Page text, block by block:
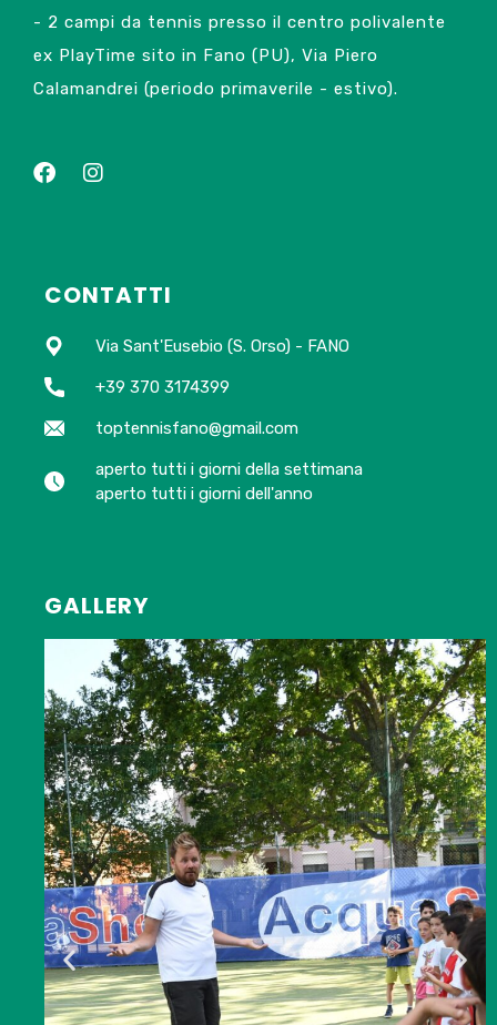
- 2 campi da tennis presso il centro polivalente
ex PlayTime sito in Fano (PU), Via Piero
Calamandrei (periodo primaverile - estivo).
CONTATTI
Via Sant'Eusebio (S. Orso) - FANO
+39 370 3174399
toptennisfano@gmail.com
aperto tutti i giorni della settimana
aperto tutti i giorni dell'anno
GALLERY